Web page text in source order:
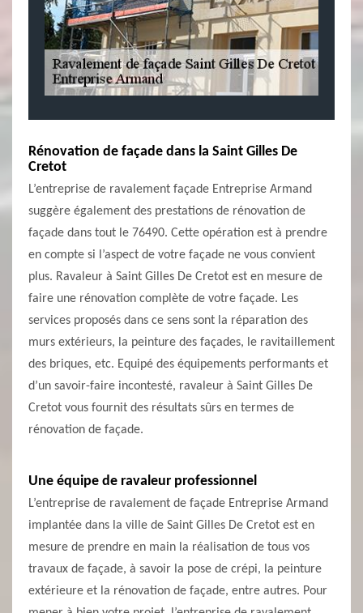
Rénovation de façade dans la Saint Gilles De
Cretot
L’entreprise de ravalement façade Entreprise Armand
suggère également des prestations de rénovation de
façade dans tout le 76490. Cette opération est à prendre
en compte si l’aspect de votre façade ne vous convient
plus. Ravaleur à Saint Gilles De Cretot est en mesure de
faire une rénovation complète de votre façade. Les
services proposés dans ce sens sont la réparation des
murs extérieurs, la peinture des façades, le ravitaillement
des briques, etc. Equipé des équipements performants et
d’un savoir-faire incontesté, ravaleur à Saint Gilles De
Cretot vous fournit des résultats sûrs en termes de
rénovation de façade.
Une équipe de ravaleur professionnel
L’entreprise de ravalement de façade Entreprise Armand
implantée dans la ville de Saint Gilles De Cretot est en
mesure de prendre en main la réalisation de tous vos
travaux de façade, à savoir la pose de crépi, la peinture
extérieure et la rénovation de façade, entre autres. Pour